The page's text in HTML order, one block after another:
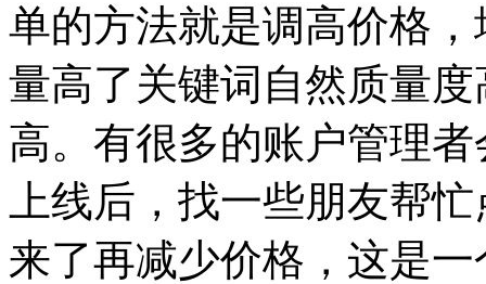
单的方法就是调高价格
量高了关键词自然质量
高。有很多的账户管理
上线后，找一些朋友帮
来了再减少价格，这是